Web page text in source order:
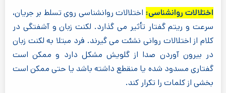
اختلالات روانشناسی: اختلالات روانشناسی روی تسلط بر جریان،
سرعت و ریتم گفتار تأثیر می گذارد. لکنت زبان و آشفتگی در
کلام از اختلالات روانی نشئت می گیرند. فرد مبتلا به لکنت زبان
در بیرون آوردن صدا از گلویش مشکل دارد و ممکن است
گفتاری مسدود شده یا منقطع داشته باشد یا حتی ممکن است
بخشی از کلمات را تکرار کند.